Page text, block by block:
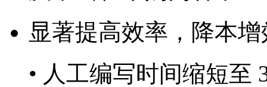
显著提高效率，降本
• 人工编写时间缩短至